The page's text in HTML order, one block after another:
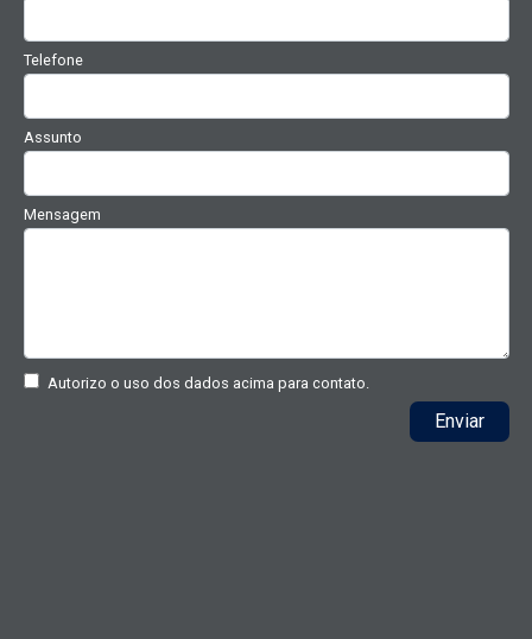
Telefone
Assunto
Mensagem
Autorizo o uso dos dados acima para contato.
Enviar